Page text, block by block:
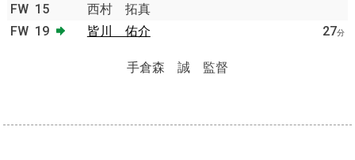
FW 15
西村 拓真
FW 19 皆川 佑介 27分
手倉森 誠 監督